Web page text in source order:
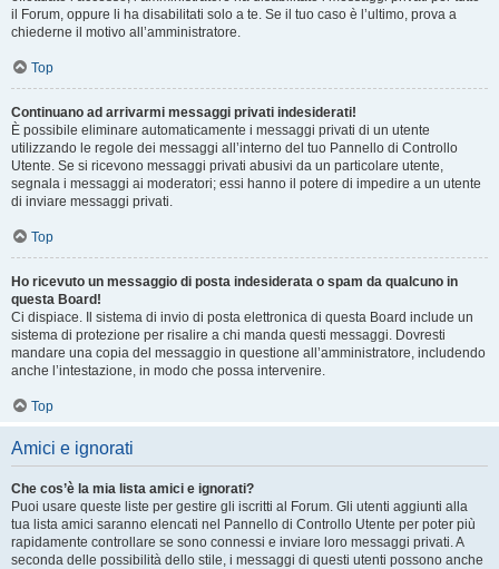
il Forum, oppure li ha disabilitati solo a te. Se il tuo caso è l’ultimo, prova a
chiederne il motivo all’amministratore.
Top
Continuano ad arrivarmi messaggi privati indesiderati!
È possibile eliminare automaticamente i messaggi privati ​​di un utente
utilizzando le regole dei messaggi all’interno del tuo Pannello di Controllo
Utente. Se si ricevono messaggi privati ​​abusivi da un particolare utente,
segnala i messaggi ai moderatori; essi hanno il potere di impedire a un utente
di inviare messaggi privati​​.
Top
Ho ricevuto un messaggio di posta indesiderata o spam da qualcuno in
questa Board!
Ci dispiace. Il sistema di invio di posta elettronica di questa Board include un
sistema di protezione per risalire a chi manda questi messaggi. Dovresti
mandare una copia del messaggio in questione all’amministratore, includendo
anche l’intestazione, in modo che possa intervenire.
Top
Amici e ignorati
Che cos’è la mia lista amici e ignorati?
Puoi usare queste liste per gestire gli iscritti al Forum. Gli utenti aggiunti alla
tua lista amici saranno elencati nel Pannello di Controllo Utente per poter più
rapidamente controllare se sono connessi e inviare loro messaggi privati. A
seconda delle possibilità dello stile, i messaggi di questi utenti possono anche